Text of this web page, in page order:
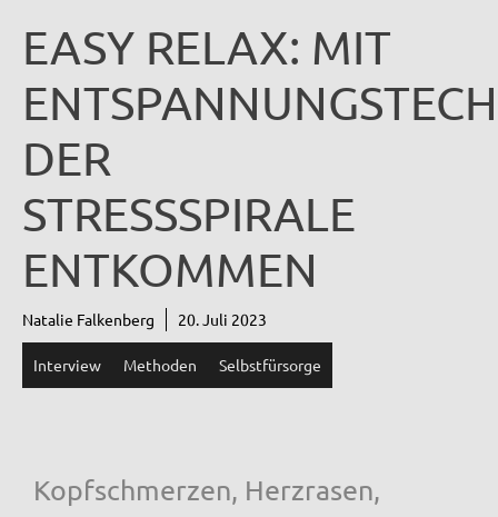
EASY RELAX: MIT
DER
STRESSSPIRALE
ENTKOMMEN
Natalie Falkenberg 20. Juli 2023
Interview Methoden Selbstfürsorge
Kopfschmerzen, Herzrasen,